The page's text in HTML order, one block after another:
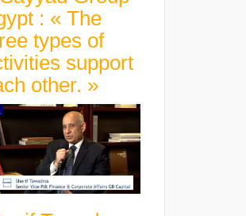
: « The
types of
support
other. »